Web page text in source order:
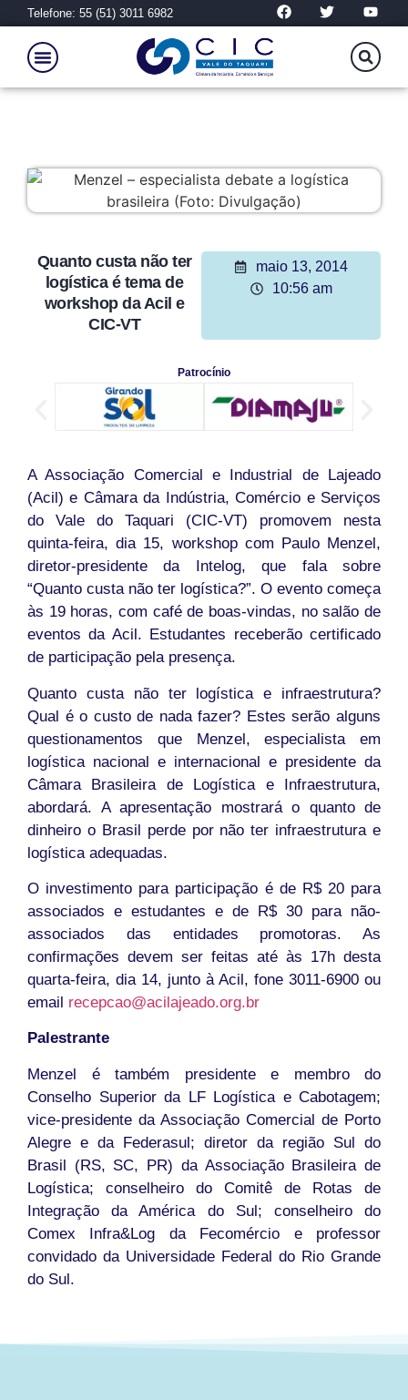
Telefone: 55 (51) 3011 6982
Quanto custa não ter
logística é tema de
workshop da Acil e
CIC-VT
maio 13, 2014
10:56 am
Patrocínio
A Associação Comercial e Industrial de Lajeado
(Acil) e Câmara da Indústria, Comércio e Serviços
do Vale do Taquari (CIC-VT) promovem nesta
quinta-feira, dia 15, workshop com Paulo Menzel,
diretor-presidente da Intelog, que fala sobre
“Quanto custa não ter logística?”. O evento começa
às 19 horas, com café de boas-vindas, no salão de
eventos da Acil. Estudantes receberão certificado
de participação pela presença.
Quanto custa não ter logística e infraestrutura?
Qual é o custo de nada fazer? Estes serão alguns
questionamentos que Menzel, especialista em
logística nacional e internacional e presidente da
Câmara Brasileira de Logística e Infraestrutura,
abordará. A apresentação mostrará o quanto de
dinheiro o Brasil perde por não ter infraestrutura e
logística adequadas.
O investimento para participação é de R$ 20 para
associados e estudantes e de R$ 30 para não-
associados das entidades promotoras. As
confirmações devem ser feitas até às 17h desta
quarta-feira, dia 14, junto à Acil, fone 3011-6900 ou
email recepcao@acilajeado.org.br
Palestrante
Menzel é também presidente e membro do
Conselho Superior da LF Logística e Cabotagem;
vice-presidente da Associação Comercial de Porto
Alegre e da Federasul; diretor da região Sul do
Brasil (RS, SC, PR) da Associação Brasileira de
Logística; conselheiro do Comitê de Rotas de
Integração da América do Sul; conselheiro do
Comex Infra&Log da Fecomércio e professor
convidado da Universidade Federal do Rio Grande
do Sul.